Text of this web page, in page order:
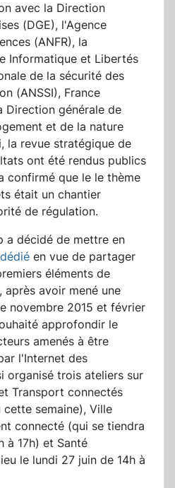
avec la Direction
(DGE), l'Agence
(ANFR), la
Informatique et Libertés
de la sécurité des
(ANSSI), France
Direction générale de
et de la nature
la revue stratégique de
ont été rendus publics
confirmé que le le thème
était un chantier
de régulation.
a décidé de mettre en
en vue de partager
éléments de
après avoir mené une
novembre 2015 et février
approfondir le
amenés à être
l'Internet des
organisé trois ateliers sur
Transport connectés
semaine), Ville
connecté (qui se tiendra
à 17h) et Santé
le lundi 27 juin de 14h à